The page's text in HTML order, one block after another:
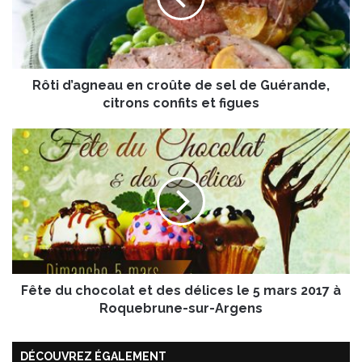
e
n
c
r
o
û
t
e
d
l
Rôti d’agneau en croûte de sel de Guérande,
citrons confits et figues
F
ê
t
e
d
u
c
h
o
a
Fête du chocolat et des délices le 5 mars 2017 à
Roquebrune-sur-Argens
DÉCOUVREZ ÉGALEMENT